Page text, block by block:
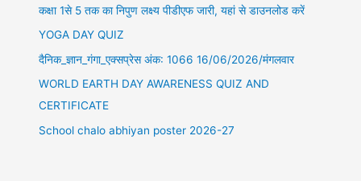
कक्षा 1से 5 तक का निपुण लक्ष्य पीडीएफ जारी, यहां से डाउनलोड करें
YOGA DAY QUIZ
दैनिक_ज्ञान_गंगा_एक्सप्रेस अंक: 1066 16/06/2026/मंगलवार
WORLD EARTH DAY AWARENESS QUIZ AND
CERTIFICATE
School chalo abhiyan poster 2026-27